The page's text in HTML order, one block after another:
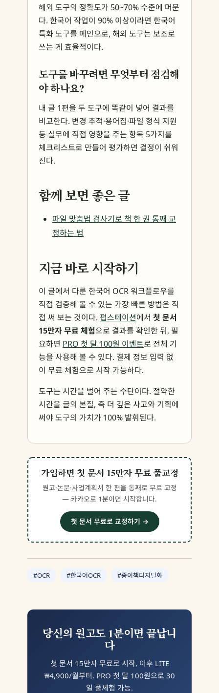
해외 도구의 정확도가 50~70% 수준에 머문
다. 한국어 작업이 90% 이상이라면 한국어
특화 도구를 메인으로, 해외 도구는 보조로
쓰는 게 효율적이다.
도구를 바꾸려면 무엇부터 점검해
야 하나요?
내 글 1편을 두 도구에 똑같이 넣어 결과를
비교한다. 변경 추적·용어집·파일 형식 지원
등 실무에 직접 영향을 주는 항목 5가지를
체크리스트로 만들어 평가하면 결정이 쉬워
진다.
함께 보면 좋은 글
파일 맞춤법 검사기로 책 한 권 통째 교
정하는 법
지금 바로 시작하기
이 글에서 다룬 한국어 OCR 워크플로우를
직접 검증해 볼 수 있는 가장 빠른 방법은 직
접 써 보는 것이다. 펍스테이션에서 첫 문서
15만자 무료 체험으로 결과를 확인한 뒤, 필
요하면 PRO 첫 달 100원 이벤트로 전체 기
능을 사용해 볼 수 있다. 결제 정보 입력 없
이 무료 체험으로 시작 가능하다.
도구는 시간을 벌어 주는 수단이다. 절약한
시간을 글의 본질, 즉 더 깊은 사고와 기획에
써야 도구의 가치가 100% 발휘된다.
가입하면 첫 문서 15만자 무료 풀교정
원고·논문·사업계획서 한 편을 통째로 무료 교정
— 카카오로 1분이면 시작합니다.
첫 문서 무료로 교정하기 →
#OCR #한국어OCR #종이책디지털화
당신의 원고도 1분이면 끝납니
다
첫 문서 15만자 무료로 시작, 이후 LITE
₩4,900/월부터. PRO 첫 달 100원으로 30
일 풀체험 가능.